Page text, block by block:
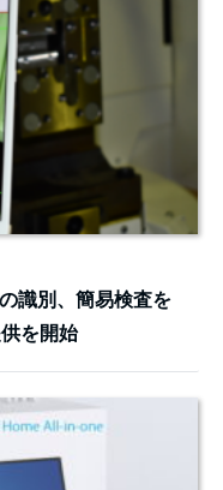
識別、簡易検査を
を開始